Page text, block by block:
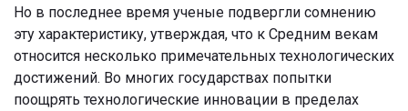
Но в последнее время ученые подвергли сомнению
эту характеристику, утверждая, что к Средним векам
относится несколько примечательных технологических
достижений. Во многих государствах попытки
поощрять технологические инновации в пределах